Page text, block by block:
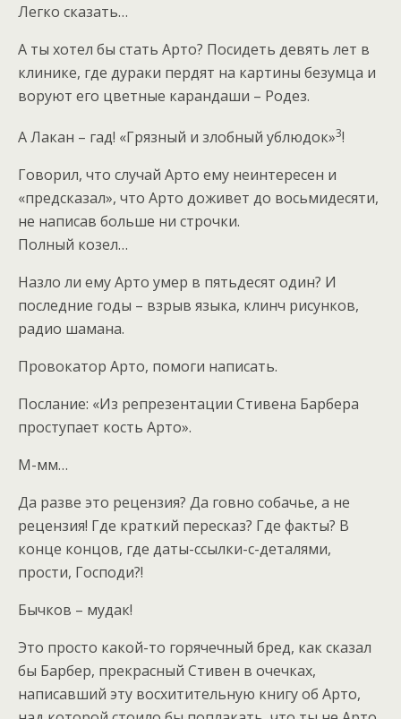
Легко сказать…
А ты хотел бы стать Арто? Посидеть девять лет в
клинике, где дураки пердят на картины безумца и
воруют его цветные карандаши – Родез.
А Лакан – гад! «Грязный и злобный ублюдок»3!
Говорил, что случай Арто ему неинтересен и
«предсказал», что Арто доживет до восьмидесяти,
не написав больше ни строчки.
Полный козел…
Назло ли ему Арто умер в пятьдесят один? И
последние годы – взрыв языка, клинч рисунков,
радио шамана.
Провокатор Арто, помоги написать.
Послание: «Из репрезентации Стивена Барбера
проступает кость Арто».
М-мм…
Да разве это рецензия? Да говно собачье, а не
рецензия! Где краткий пересказ? Где факты? В
конце концов, где даты-ссылки-с-деталями,
прости, Господи?!
Бычков – мудак!
Это просто какой-то горячечный бред, как сказал
бы Барбер, прекрасный Стивен в очечках,
написавший эту восхитительную книгу об Арто,